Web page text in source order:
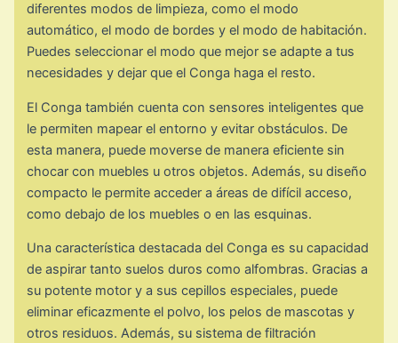
diferentes modos de limpieza, como el modo
automático, el modo de bordes y el modo de habitación.
Puedes seleccionar el modo que mejor se adapte a tus
necesidades y dejar que el Conga haga el resto.
El Conga también cuenta con sensores inteligentes que
le permiten mapear el entorno y evitar obstáculos. De
esta manera, puede moverse de manera eficiente sin
chocar con muebles u otros objetos. Además, su diseño
compacto le permite acceder a áreas de difícil acceso,
como debajo de los muebles o en las esquinas.
Una característica destacada del Conga es su capacidad
de aspirar tanto suelos duros como alfombras. Gracias a
su potente motor y a sus cepillos especiales, puede
eliminar eficazmente el polvo, los pelos de mascotas y
otros residuos. Además, su sistema de filtración